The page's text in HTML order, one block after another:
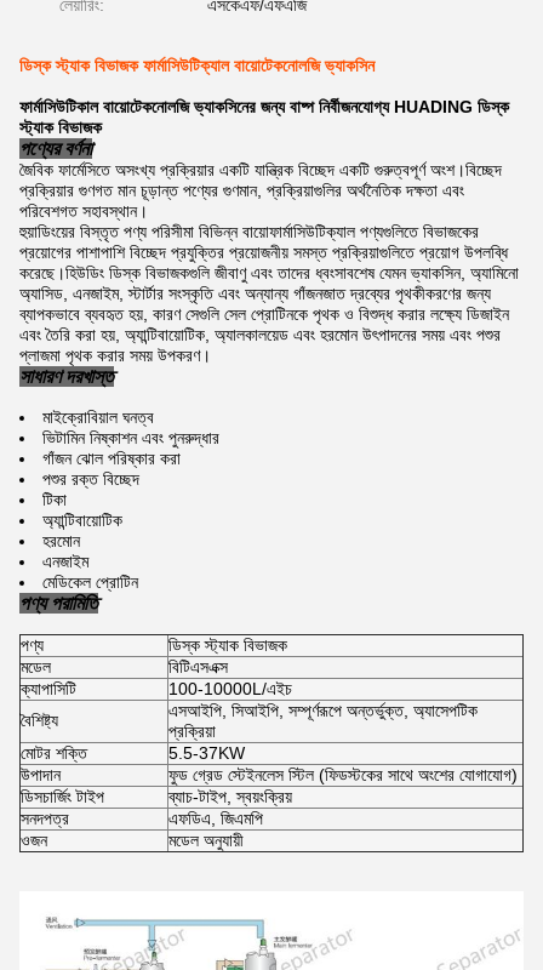
লেয়ারিং: এসকেএফ/এফএজি
ডিস্ক স্ট্যাক বিভাজক ফার্মাসিউটিক্যাল বায়োটেকনোলজি ভ্যাকসিন
ফার্মাসিউটিকাল বায়োটেকনোলজি ভ্যাকসিনের জন্য বাষ্প নির্বীজনযোগ্য HUADING ডিস্ক
স্ট্যাক বিভাজক
পণ্যের বর্ণনা
জৈবিক ফার্মেসিতে অসংখ্য প্রক্রিয়ার একটি যান্ত্রিক বিচ্ছেদ একটি গুরুত্বপূর্ণ অংশ।বিচ্ছেদ
প্রক্রিয়ার গুণগত মান চূড়ান্ত পণ্যের গুণমান, প্রক্রিয়াগুলির অর্থনৈতিক দক্ষতা এবং
পরিবেশগত সহাবস্থান।
হুয়াডিংয়ের বিস্তৃত পণ্য পরিসীমা বিভিন্ন বায়োফার্মাসিউটিক্যাল পণ্যগুলিতে বিভাজকের
প্রয়োগের পাশাপাশি বিচ্ছেদ প্রযুক্তির প্রয়োজনীয় সমস্ত প্রক্রিয়াগুলিতে প্রয়োগ উপলব্ধি
করেছে।হিউডিং ডিস্ক বিভাজকগুলি জীবাণু এবং তাদের ধ্বংসাবশেষ যেমন ভ্যাকসিন, অ্যামিনো
অ্যাসিড, এনজাইম, স্টার্টার সংস্কৃতি এবং অন্যান্য গাঁজনজাত দ্রব্যের পৃথকীকরণের জন্য
ব্যাপকভাবে ব্যবহৃত হয়, কারণ সেগুলি সেল প্রোটিনকে পৃথক ও বিশুদ্ধ করার লক্ষ্যে ডিজাইন
এবং তৈরি করা হয়, অ্যান্টিবায়োটিক, অ্যালকালয়েড এবং হরমোন উৎপাদনের সময় এবং পশুর
প্লাজমা পৃথক করার সময় উপকরণ।
সাধারণ দরখাস্ত
মাইক্রোবিয়াল ঘনত্ব
ভিটামিন নিষ্কাশন এবং পুনরুদ্ধার
গাঁজন ঝোল পরিষ্কার করা
পশুর রক্ত ​​বিচ্ছেদ
টিকা
অ্যান্টিবায়োটিক
হরমোন
এনজাইম
মেডিকেল প্রোটিন
পণ্য পরামিতি
পণ্য
ডিস্ক স্ট্যাক বিভাজক
মডেল
বিটিএসএক্স
ক্যাপাসিটি
100-10000L/এইচ
বৈশিষ্ট্য
এসআইপি, সিআইপি, সম্পূর্ণরূপে অন্তর্ভুক্ত, অ্যাসেপটিক
প্রক্রিয়া
মোটর শক্তি
5.5-37KW
উপাদান
ফুড গ্রেড স্টেইনলেস স্টিল (ফিডস্টকের সাথে অংশের যোগাযোগ)
ডিসচার্জিং টাইপ
ব্যাচ-টাইপ, স্বয়ংক্রিয়
সনদপত্র
এফডিএ, জিএমপি
ওজন
মডেল অনুযায়ী